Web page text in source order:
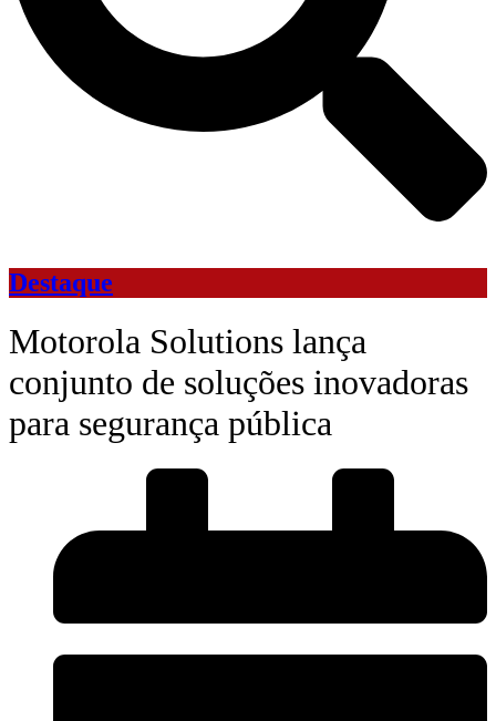
Destaque
Motorola Solutions lança
conjunto de soluções inovadoras
para segurança pública